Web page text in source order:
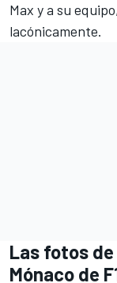
Max y a su
lacónicamente.
Las fotos de
Mónaco de